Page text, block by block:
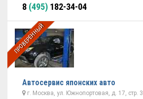
8 (495) 182-34-04
ПРОВЕРЕННЫЙ
Автосервис японских авто
г. Москва, ул. Южнопортовая, д. 17, стр. 3